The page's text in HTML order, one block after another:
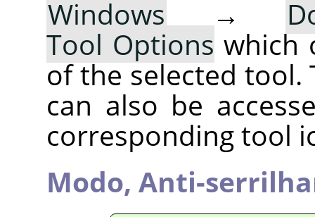
Windows →
Tool Options which
of the selected tool.
can also be
corresponding tool
Modo, Anti-